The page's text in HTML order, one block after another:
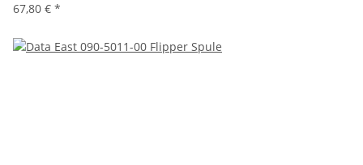
67,80 € *